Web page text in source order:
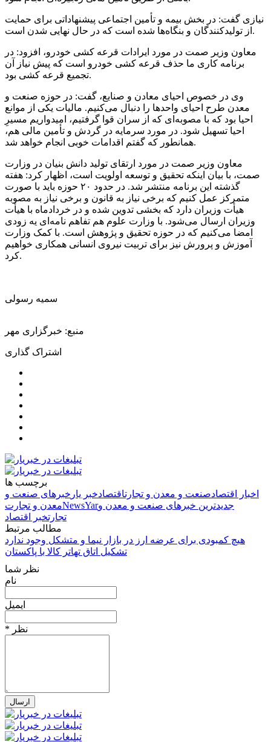
نیازی گفت: در بخش بیمه و تأمین اجتماعی پیشنهاداتی برای حمایت
از تولیدکنندگان و بنگاه‌ها شده است که در حال نهایی شدن است.
معاون وزیر صمت در مورد ایرادات قرعه کشی خودرو، افزود: در
برنامه کاری ما حذف قرعه کشی خودرو است که پیش نیاز آن
تجمیع قرعه کشی بود.
وی در خصوص احیای معادن و صنایع، گفت: در حوزه صنعت و
معدن طرح احیای واحدها را دنبال می‌کنیم. مالیات یکی از موانع
احیا بود که با مصوبه‌ای که از سران قوا گرفتیم، امیدواریم مسیرِ
احیا تسهیل شود. در مورد سرمایه در گردش و تأمین مالی هم،
همانطور که گفتم اقدامات خوبی انجام خواهد شد.
معاون وزیر صمت در مورد ارتقای تولید دانش بنیان در وزارت
صمت، با بیان اینکه تحقیق و توسعه اولویت است، اظهار کرد: هفته
گذشته این برنامه منتشر شد. در حدود ۲۰ حوزه باید با صورت
متمرکز عمل کنیم که برخی نیاز به قانون و برخی نیاز به مصوبه
هیأت وزیران دارد که بخشی تدوین شده و در خردادماه با هیأت
وزیران ارسال می‌شود. با وزارت علوم هم تفاهم نامه‌ای یه زودی
امضا می‌کنیم که در حوزه تحقیق و پژوهش است. با کمک وزارت
آموزش و پرورش نیز برای تربیت نیروی انسانی همکاری خواهیم
کرد.
سمیه رسولی
منبع: خبرگزاری مهر
اشتراک گذاری
برچسب ها
اخبار اقتصادصنعت و معدن و تجارتاقتصادخبر یار خبرهای صنعت و
معدن و تجارتNewsYarجدیدترین خبرهای صنعت و معدن و
تجارتخبر اقتصاد
مطالب مرتبط
هیچ کمبودی برای عرضه ارز در بازار نیما و متشکل وجود ندارد
تشکیل اتاق تهاتر کالا با پاکستان
نظر شما
نام
ایمیل
* نظر